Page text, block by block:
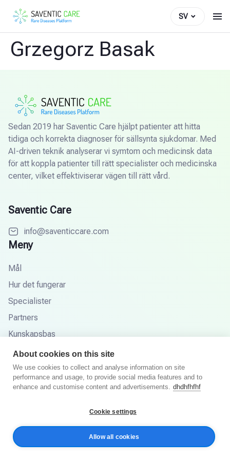
SV
Grzegorz Basak
Sedan 2019 har Saventic Care hjälpt patienter att hitta
tidiga och korrekta diagnoser för sällsynta sjukdomar. Med
AI-driven teknik analyserar vi symtom och medicinsk data
för att koppla patienter till rätt specialister och medicinska
center, vilket effektiviserar vägen till rätt vård.
Saventic Care
info@saventiccare.com
Meny
Mål
Hur det fungerar
Specialister
Partners
Kunskapsbas
FAQ
Integritetspolicy
About cookies on this site
We use cookies to collect and analyse information on site
performance and usage, to provide social media features and to
enhance and customise content and advertisements. dhdhfhfhf
Cookie settings
Allow all cookies